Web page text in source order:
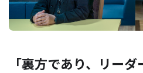
「裏方であり、リーダ